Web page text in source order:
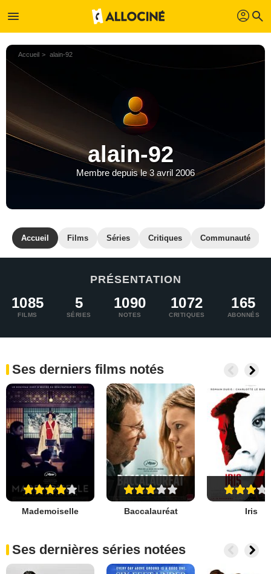
menu profil search
Accueil alain-92
alain-92
Membre depuis le 3 avril 2006
Accueil Films Séries Critiques Communauté
PRÉSENTATION
1085
FILMS
5
SÉRIES
1090
NOTES
1072
CRITIQUES
165
ABONNÉS
Ses derniers films notés
Mademoiselle Baccalauréat Iris
Ses dernières séries notées